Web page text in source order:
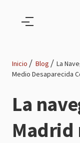
de
navegación
Inicio Blog
La
Medio Desaparecida
La
Madrid